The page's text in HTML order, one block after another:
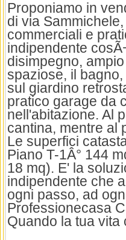
Proponiamo in
di via
commerciali e
indipendente
disimpegno,
spaziose, il
sul giardino
pratico garage da
nell'abitazione. Al
cantina, mentre al
Le superfici
Piano T-1Â° 144
18 mq). E' la
indipendente che
ogni passo, ad
Professionecasa
Quando la tua vita